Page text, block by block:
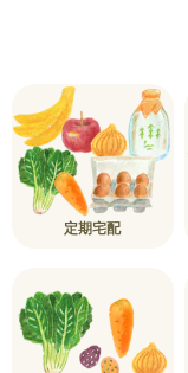
定期宅配